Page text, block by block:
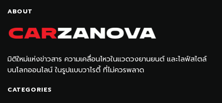
ABOUT
มิติใหม่แห่งข่าวสาร ความเคลื่อนไหวในแวดวงยานยนต์ และไลฟ์สไตล์
บนโลกออนไลน์ ในรูปแบบวาไรตี้ ที่ไม่ควรพลาด
CATEGORIES